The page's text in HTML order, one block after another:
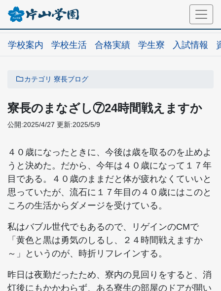
学校案内 学校生活 合格実績 学生寮 入試情報
カテゴリ 寮長ブログ
寮長のまなざし⑦24時間戦えますか
公開:2025/4/27 更新:2025/5/9
４０歳になったときに、今後は歳を取るのを止めよ
うと決めた。だから、今年は４０歳になって１７年
目である。４０歳のままだと体が疲れなくていいと
思っていたが、流石に１７年目の４０歳にはこのと
ころの生活からダメージを受けている。
私はバブル世代でもあるので、リゲインのCMで
「黄色と黒は勇気のしるし、２４時間戦えますか
～」というのが、時折リフレインする。
昨日は夜勤だったため、寮内の見回りをすると、消
灯後にもかかわらず、ある寮生の部屋のドアが開い